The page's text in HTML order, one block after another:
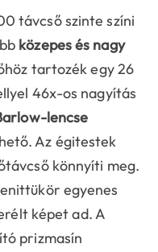
távcső szinte színi
közepes és nagy
tartozék egy 26
46x-os nagyítás
lencse
Az égitestek
könnyíti meg.
egyenes
képet ad. A
prizmasín